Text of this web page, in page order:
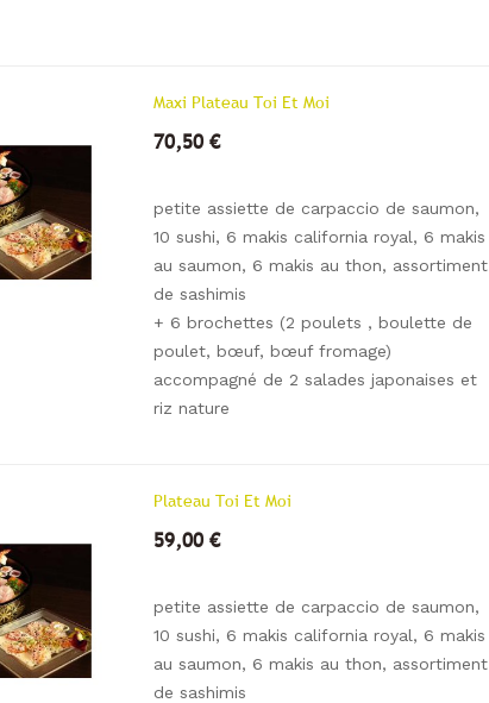
Maxi Plateau Toi Et Moi
70,50 €
petite assiette de carpaccio de saumon,
10 sushi, 6 makis california royal, 6 makis
au saumon, 6 makis au thon, assortiment
de sashimis
+ 6 brochettes (2 poulets , boulette de
poulet, bœuf, bœuf fromage)
accompagné de 2 salades japonaises et
riz nature
Plateau Toi Et Moi
59,00 €
petite assiette de carpaccio de saumon,
10 sushi, 6 makis california royal, 6 makis
au saumon, 6 makis au thon, assortiment
de sashimis